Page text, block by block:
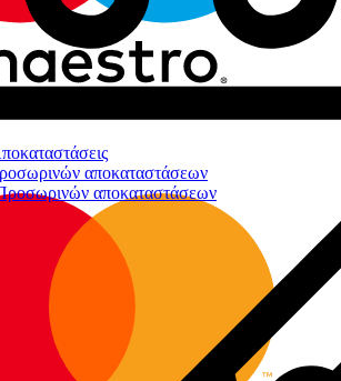
αποκαταστάσεων
αποκαταστάσεων